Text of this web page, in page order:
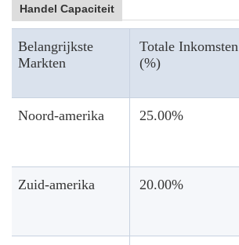
Handel Capaciteit
Belangrijkste
Markten
Totale Inkomsten
(%)
Noord-amerika 25.00%
Zuid-amerika 20.00%